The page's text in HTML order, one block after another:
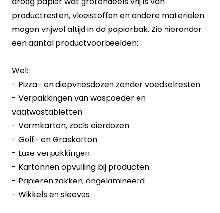
productresten, vloeistoffen en andere materialen
mogen vrijwel altijd in de papierbak. Zie hieronder
een aantal productvoorbeelden:
Wel:
- Pizza- en diepvriesdozen zonder voedselresten
- Verpakkingen van waspoeder en
vaatwastabletten
- Vormkarton, zoals eierdozen
- Golf- en Graskarton
- Luxe verpakkingen
- Kartonnen opvulling bij producten
- Papieren zakken, ongelamineerd
- Wikkels en sleeves